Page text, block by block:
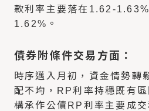
款利率主要落在1.62-
1.62%。
債券附條件交易方面：
時序邁入月初，資金情勢轉
配不均，RP利率持穩既有
構承作公債RP利率主要成